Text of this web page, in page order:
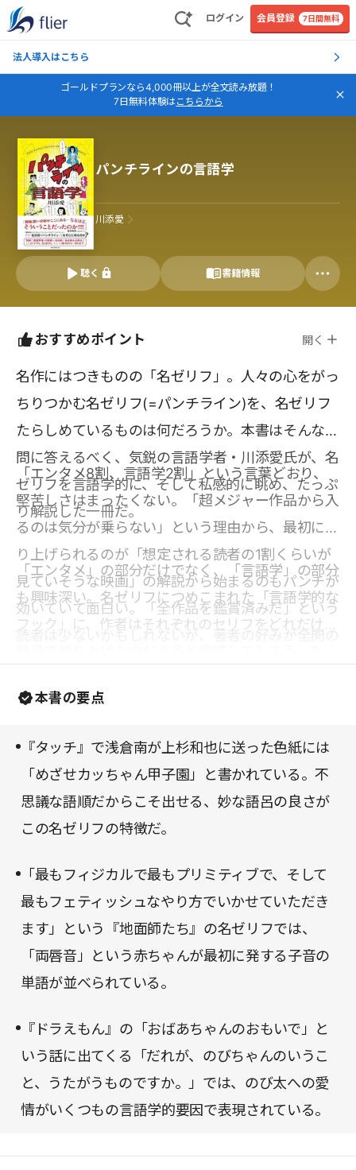
ログイン 会員登録 7日間無料
法人導入はこちら
ゴールドプランなら4,000冊以上が全文読み放題！
7日無料体験はこちらから
パンチラインの言語学
川添愛
聴く 書籍情報
おすすめポイント 開く
名作にはつきものの「名ゼリフ」。人々の心をがっ
ちりつかむ名ゼリフ(=パンチライン)を、名ゼリフ
たらしめているものは何だろうか。本書はそんな疑
問に答えるべく、気鋭の言語学者・川添愛氏が、名
ゼリフを言語学的に、そして私感的に眺め、たっぷ
り解説した一冊だ。
「エンタメ8割、言語学2割」という言葉どおり、
堅苦しさはまったくない。「超メジャー作品から入
るのは気分が乗らない」という理由から、最初に取
り上げられるのが「想定される読者の1割くらいが
見ていそうな映画」の解説から始まるのもパンチが
効いていて面白い。「全作品を鑑賞済みだ」という
選定だからこそ、語り口には作品愛が溢れている。
紹介される「名ゼリフ」のパワーも相まって、未見
「エンタメ」の部分だけでなく、「言語学」の部分
も興味深い。名ゼリフにつめこまれた「言語学的な
フック」に、作者はそれぞれのセリフをどれだけの
と、新しい作品を鑑賞する際にセリフを眺める視点
かけを知りたい方、言語学者の視点を知りたい方
に、本書をおすすめしたい。
本書の要点
『タッチ』で浅倉南が上杉和也に送った色紙には
「めざせカッちゃん甲子園」と書かれている。不
思議な語順だからこそ出せる、妙な語呂の良さが
この名ゼリフの特徴だ。
「最もフィジカルで最もプリミティブで、そして
最もフェティッシュなやり方でいかせていただき
ます」という『地面師たち』の名ゼリフでは、
「両唇音」という赤ちゃんが最初に発する子音の
単語が並べられている。
『ドラえもん』の「おばあちゃんのおもいで」と
いう話に出てくる「だれが、のびちゃんのいうこ
と、うたがうものですか。」では、のび太への愛
情がいくつもの言語学的要因で表現されている。